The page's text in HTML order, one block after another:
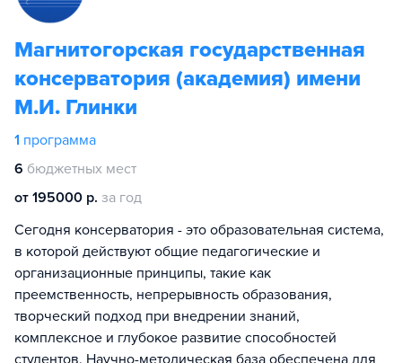
Магнитогорская государственная
консерватория (академия) имени
М.И. Глинки
1 программа
6 бюджетных мест
от 195000 р. за год
Сегодня консерватория - это образовательная система,
в которой действуют общие педагогические и
организационные принципы, такие как
преемственность, непрерывность образования,
творческий подход при внедрении знаний,
комплексное и глубокое развитие способностей
студентов. Научно-методическая база обеспечена для